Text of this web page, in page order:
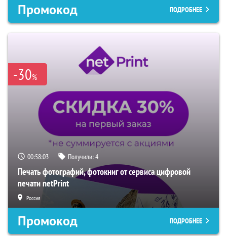
Промокод ПОДРОБНЕЕ
-30%
00:58:02 Получили:4
Печать фотографий, фотокниг от сервиса цифровой
печати netPrint
Россия
Промокод ПОДРОБНЕЕ